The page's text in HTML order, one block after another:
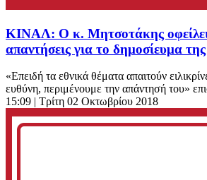
ΚΙΝΑΛ: Ο κ. Μητσοτάκης
απαντήσεις για το δημοσίευμα
«Επειδή τα εθνικά θέματα απαιτούν
ευθύνη, περιμένουμε την απάντησή του»
15:09 | Τρίτη 02 Οκτωβρίου 2018